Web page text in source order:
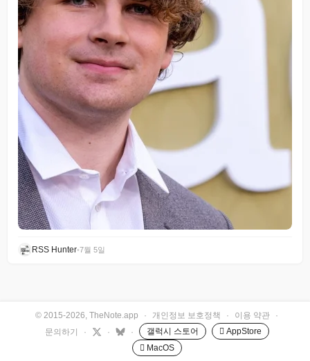
RSS Hunter•7월 5일
© 2015-2026, TheNote.app · 개인정보 보호정책 · 이용 약관
·
문의하기
· · · 갤럭시 스토어
 AppStore
 MacOS